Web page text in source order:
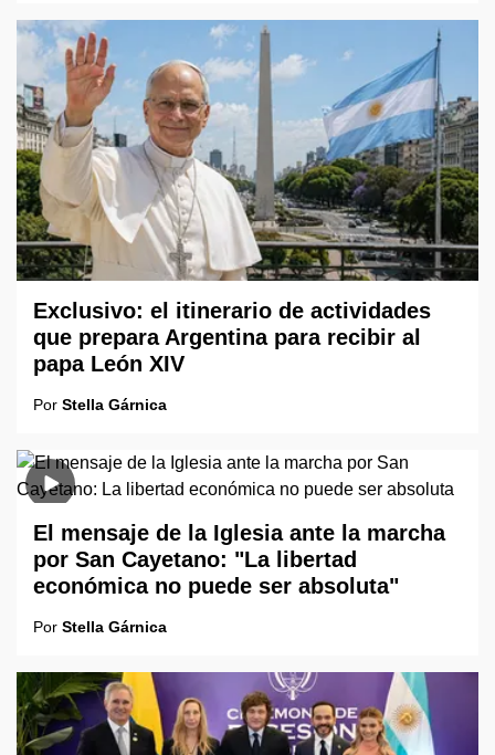
Exclusivo: el itinerario de actividades
que prepara Argentina para recibir al
papa León XIV
Por Stella Gárnica
El mensaje de la Iglesia ante la marcha
por San Cayetano: "La libertad
económica no puede ser absoluta"
Por Stella Gárnica